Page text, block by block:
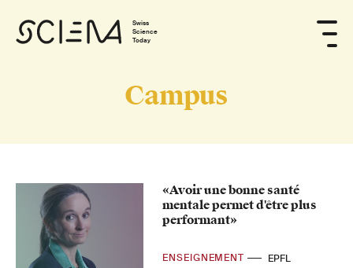
Swiss
Science
Today
Campus
«Avoir une bonne santé
mentale permet d'être plus
performant»
ENSEIGNEMENT EPFL